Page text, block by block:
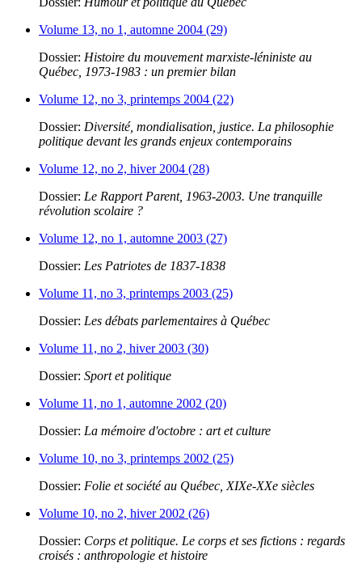
Volume 13, no 1, automne 2004 (29)
Dossier: Histoire du mouvement marxiste-léniniste au
Québec, 1973-1983 : un premier bilan
Volume 12, no 3, printemps 2004 (22)
Dossier: Diversité, mondialisation, justice. La philosophie
politique devant les grands enjeux contemporains
Volume 12, no 2, hiver 2004 (28)
Dossier: Le Rapport Parent, 1963-2003. Une tranquille
révolution scolaire ?
Volume 12, no 1, automne 2003 (27)
Dossier: Les Patriotes de 1837-1838
Volume 11, no 3, printemps 2003 (25)
Dossier: Les débats parlementaires à Québec
Volume 11, no 2, hiver 2003 (30)
Dossier: Sport et politique
Volume 11, no 1, automne 2002 (20)
Dossier: La mémoire d'octobre : art et culture
Volume 10, no 3, printemps 2002 (25)
Dossier: Folie et société au Québec, XIXe-XXe siècles
Volume 10, no 2, hiver 2002 (26)
Dossier: Corps et politique. Le corps et ses fictions : regards
croisés : anthropologie et histoire